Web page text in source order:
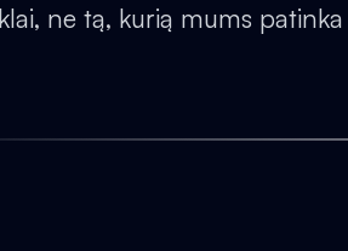
ne tą, kurią mums patinka